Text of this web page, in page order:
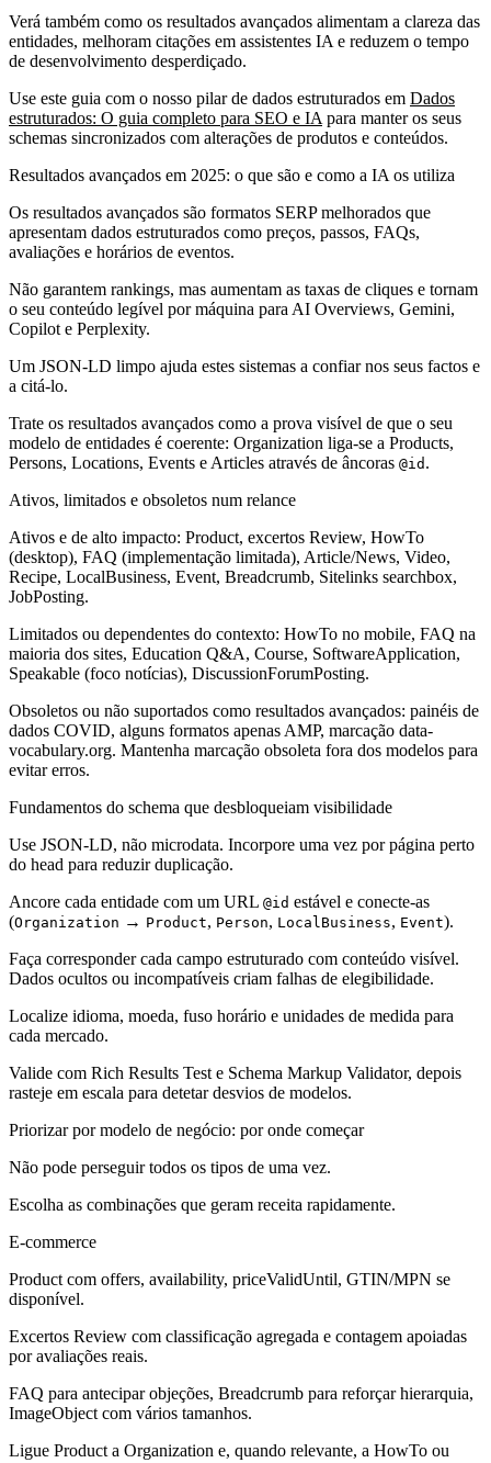
Verá também como os resultados avançados alimentam a clareza das
entidades, melhoram citações em assistentes IA e reduzem o tempo
de desenvolvimento desperdiçado.
Use este guia com o nosso pilar de dados estruturados em Dados
estruturados: O guia completo para SEO e IA para manter os seus
schemas sincronizados com alterações de produtos e conteúdos.
Resultados avançados em 2025: o que são e como a IA os utiliza
Os resultados avançados são formatos SERP melhorados que
apresentam dados estruturados como preços, passos, FAQs,
avaliações e horários de eventos.
Não garantem rankings, mas aumentam as taxas de cliques e tornam
o seu conteúdo legível por máquina para AI Overviews, Gemini,
Copilot e Perplexity.
Um JSON-LD limpo ajuda estes sistemas a confiar nos seus factos e
a citá-lo.
Trate os resultados avançados como a prova visível de que o seu
modelo de entidades é coerente: Organization liga-se a Products,
Persons, Locations, Events e Articles através de âncoras @id .
Ativos, limitados e obsoletos num relance
Ativos e de alto impacto: Product, excertos Review, HowTo
(desktop), FAQ (implementação limitada), Article/News, Video,
Recipe, LocalBusiness, Event, Breadcrumb, Sitelinks searchbox,
JobPosting.
Limitados ou dependentes do contexto: HowTo no mobile, FAQ na
maioria dos sites, Education Q&A, Course, SoftwareApplication,
Speakable (foco notícias), DiscussionForumPosting.
Obsoletos ou não suportados como resultados avançados: painéis de
dados COVID, alguns formatos apenas AMP, marcação data-
vocabulary.org. Mantenha marcação obsoleta fora dos modelos para
evitar erros.
Fundamentos do schema que desbloqueiam visibilidade
Use JSON-LD, não microdata. Incorpore uma vez por página perto
do head para reduzir duplicação.
Ancore cada entidade com um URL @id estável e conecte-as
(Organization → Product, Person, LocalBusiness, Event).
Faça corresponder cada campo estruturado com conteúdo visível.
Dados ocultos ou incompatíveis criam falhas de elegibilidade.
Localize idioma, moeda, fuso horário e unidades de medida para
cada mercado.
Valide com Rich Results Test e Schema Markup Validator, depois
rasteje em escala para detetar desvios de modelos.
Priorizar por modelo de negócio: por onde começar
Não pode perseguir todos os tipos de uma vez.
Escolha as combinações que geram receita rapidamente.
E-commerce
Product com offers, availability, priceValidUntil, GTIN/MPN se
disponível.
Excertos Review com classificação agregada e contagem apoiadas
por avaliações reais.
FAQ para antecipar objeções, Breadcrumb para reforçar hierarquia,
ImageObject com vários tamanhos.
Ligue Product a Organization e, quando relevante, a HowTo ou